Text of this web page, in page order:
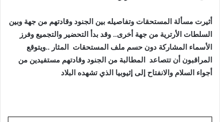
أثيرت مسألة المستحقات وتفاصيله بين الجنود وقادتهم من جهة وبين
السلطات الأرترية من جهة أخرى.. وقد بدأ التحضير والتجميع وفرز
الأسماء المشاركة دون حسم ملف المستحقات المثار ..ويتوقع
المراقبون أن تتصاعد المطالبة من الجنود وقادتهم مستفيدين من
أجواء السلام والانفتاح إلى إثيوبيا الذي تشهده البلاد